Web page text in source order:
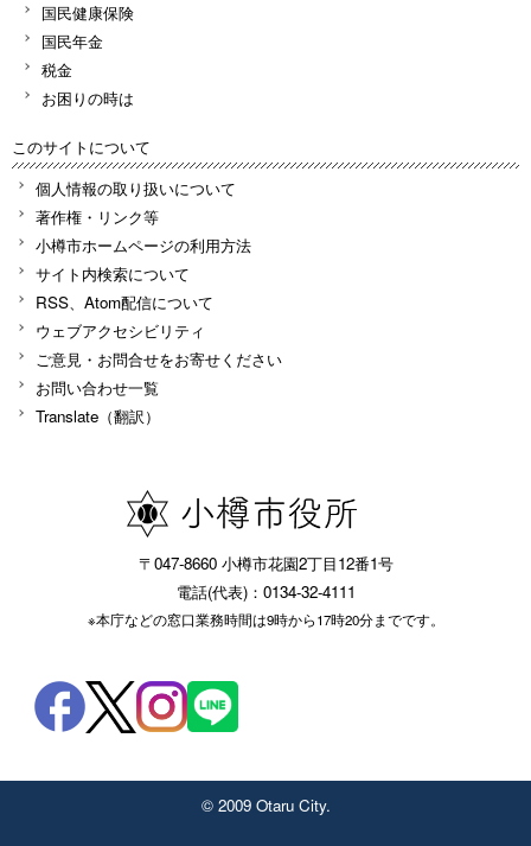
国民健康保険
国民年金
税金
お困りの時は
このサイトについて
個人情報の取り扱いについて
著作権・リンク等
小樽市ホームページの利用方法
サイト内検索について
RSS、Atom配信について
ウェブアクセシビリティ
ご意見・お問合せをお寄せください
お問い合わせ一覧
Translate（翻訳）
〒047-8660 小樽市花園2丁目12番1号
電話(代表)：0134-32-4111
※本庁などの窓口業務時間は9時から17時20分までです。
© 2009 Otaru City.